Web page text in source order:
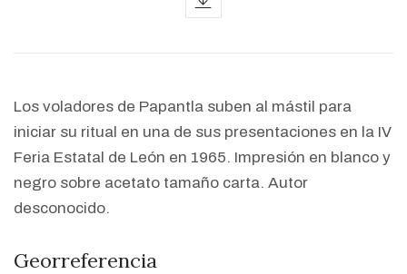
Los voladores de Papantla suben al mástil para
iniciar su ritual en una de sus presentaciones en la IV
Feria Estatal de León en 1965. Impresión en blanco y
negro sobre acetato tamaño carta. Autor
desconocido.
Georreferencia